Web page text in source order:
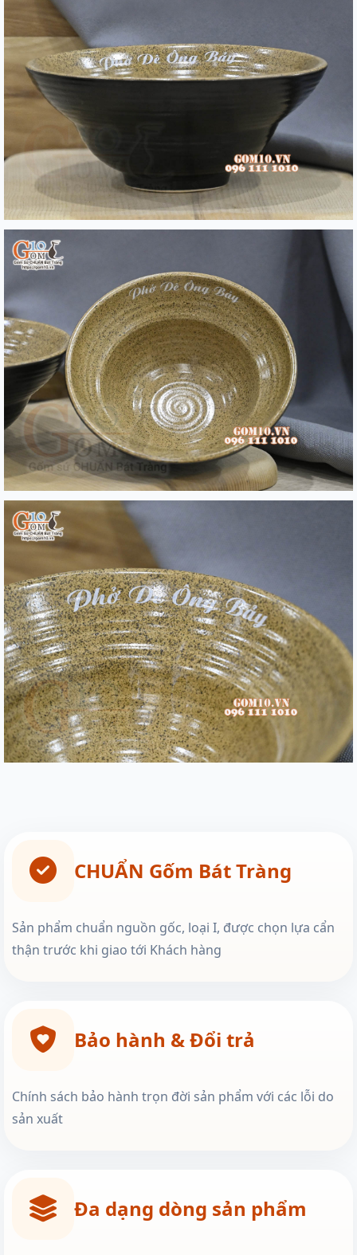
CHUẨN Gốm Bát Tràng
Sản phẩm chuẩn nguồn gốc, loại I, được chọn lựa cẩn
thận trước khi giao tới Khách hàng
Bảo hành & Đổi trả
Chính sách bảo hành trọn đời sản phẩm với các lỗi do
sản xuất
Đa dạng dòng sản phẩm